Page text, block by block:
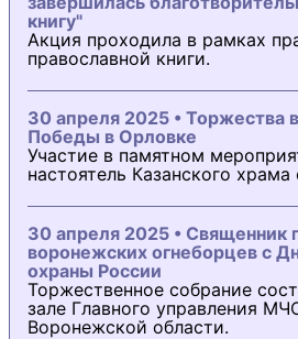
книгу"
Акция проходила в рамках
православной книги.
30 апреля 2025 • Торжества
Победы в Орловке
Участие в памятном
настоятель Казанского храма
30 апреля 2025 • Священник
воронежских огнеборцев с
охраны России
Торжественное собрание
зале Главного управления
Воронежской области.